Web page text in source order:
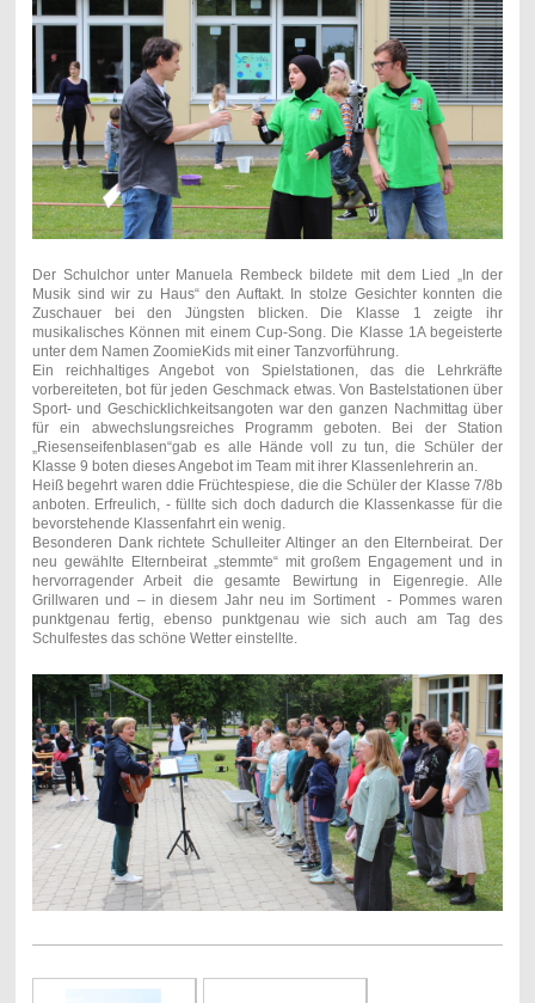
Der Schulchor unter Manuela Rembeck bildete mit dem Lied „In der
Musik sind wir zu Haus“ den Auftakt. In stolze Gesichter konnten die
Zuschauer bei den Jüngsten blicken. Die Klasse 1 zeigte ihr
musikalisches Können mit einem Cup-Song. Die Klasse 1A begeisterte
unter dem Namen ZoomieKids mit einer Tanzvorführung.
Ein reichhaltiges Angebot von Spielstationen, das die Lehrkräfte
vorbereiteten, bot für jeden Geschmack etwas. Von Bastelstationen über
Sport- und Geschicklichkeitsangoten war den ganzen Nachmittag über
für ein abwechslungsreiches Programm geboten. Bei der Station
„Riesenseifenblasen“gab es alle Hände voll zu tun, die Schüler der
Klasse 9 boten dieses Angebot im Team mit ihrer Klassenlehrerin an.
Heiß begehrt waren ddie Früchtespiese, die die Schüler der Klasse 7/8b
anboten. Erfreulich, - füllte sich doch dadurch die Klassenkasse für die
bevorstehende Klassenfahrt ein wenig.
Besonderen Dank richtete Schulleiter Altinger an den Elternbeirat. Der
neu gewählte Elternbeirat „stemmte“ mit großem Engagement und in
hervorragender Arbeit die gesamte Bewirtung in Eigenregie. Alle
Grillwaren und – in diesem Jahr neu im Sortiment - Pommes waren
punktgenau fertig, ebenso punktgenau wie sich auch am Tag des
Schulfestes das schöne Wetter einstellte.